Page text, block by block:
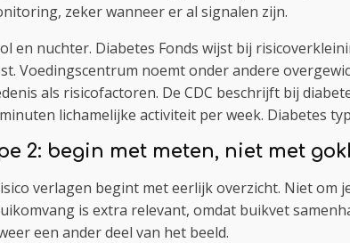
zeker wanneer er al signalen zijn.
en nuchter. Diabetes Fonds wijst bij
Voedingscentrum noemt onder andere
als risicofactoren. De CDC beschrijft bij
lichamelijke activiteit per week. Diabetes
2: begin met meten, niet met
verlagen begint met eerlijk overzicht. Niet om
is extra relevant, omdat buikvet
een ander deel van het beeld.